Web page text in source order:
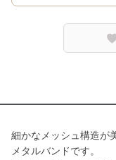
細かなメッシュ構造が
メタルバンドです。